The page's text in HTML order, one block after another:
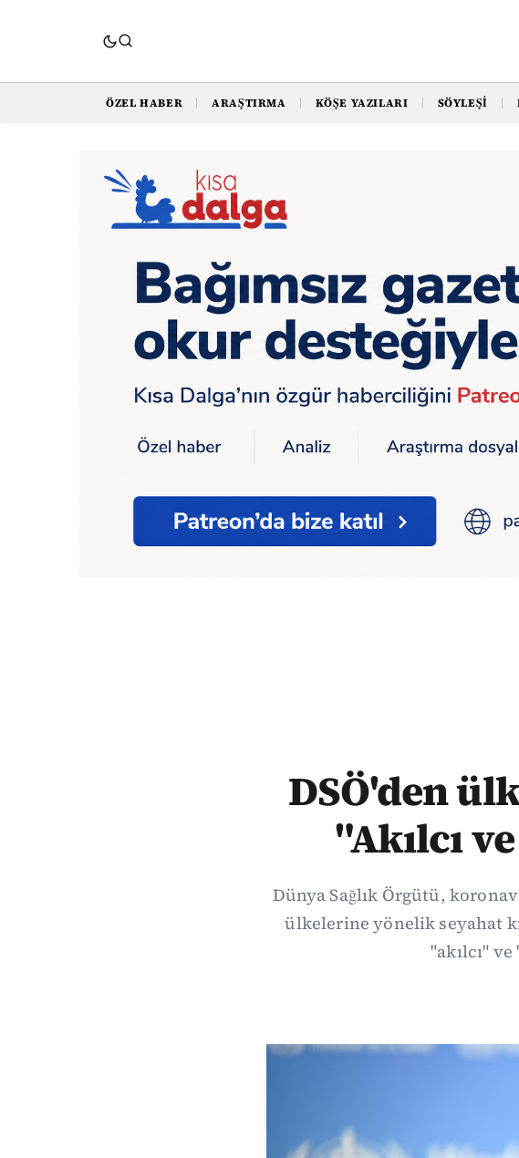
ÖZEL HABER ARAŞTIRMA KÖŞE YAZILARI SÖYLEŞI
DSÖ'den
"Akılcı
Dünya Sağlık Örgütü,
ülkelerine yönelik seyahat
"akılcı"